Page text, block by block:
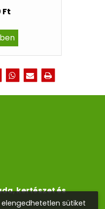
Ft
kertészet és
sütiket